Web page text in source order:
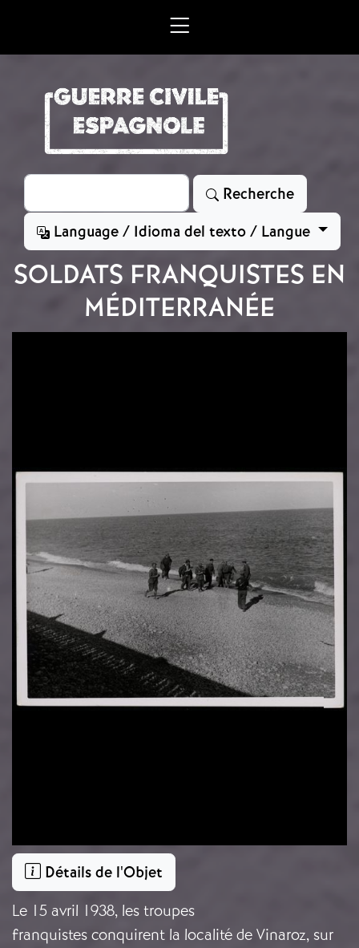
Rechercher
Recherche
Language / Idioma del texto / Langue
SOLDATS FRANQUISTES EN
MÉDITERRANÉE
Détails de l'Objet
Le 15 avril 1938, les troupes
franquistes conquirent la localité de Vinaroz, sur